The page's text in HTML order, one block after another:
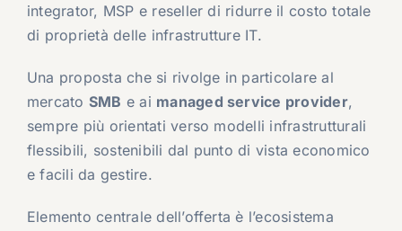
integrator, MSP e reseller di ridurre il costo totale
di proprietà delle infrastrutture IT.
Una proposta che si rivolge in particolare al
mercato SMB e ai managed service provider,
sempre più orientati verso modelli infrastrutturali
flessibili, sostenibili dal punto di vista economico
e facili da gestire.
Elemento centrale dell’offerta è l’ecosistema